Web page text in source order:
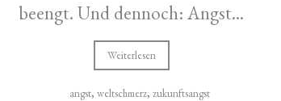
beengt. Und dennoch: Angst...
Weiterlesen
angst, weltschmerz, zukunftsangst